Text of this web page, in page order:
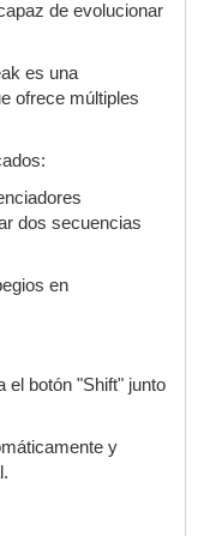
de evolucionar
es una
ofrece múltiples
dos secuencias
en
el botón "Shift" junto
y